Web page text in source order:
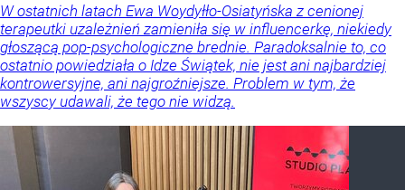
W ostatnich latach Ewa Woydyłło-Osiatyńska z cenionej
terapeutki uzależnień zamieniła się w influencerkę, niekiedy
głoszącą pop-psychologiczne brednie. Paradoksalnie to, co
ostatnio powiedziała o Idze Świątek, nie jest ani najbardziej
kontrowersyjne, ani najgroźniejsze. Problem w tym, że
wszyscy udawali, że tego nie widzą.